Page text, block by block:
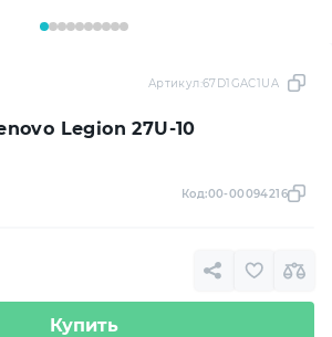
Legion 27U-10
Артикул:67D1GAC1UA
Код:00-00094216
Купить